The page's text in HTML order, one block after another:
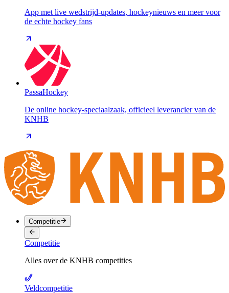
App met live wedstrijd-updates, hockeynieuws en meer voor
de echte hockey fans
PassaHockey
De online hockey-speciaalzaak, officieel leverancier van de
KNHB
Competitie
Competitie
Alles over de KNHB competities
Veldcompetitie